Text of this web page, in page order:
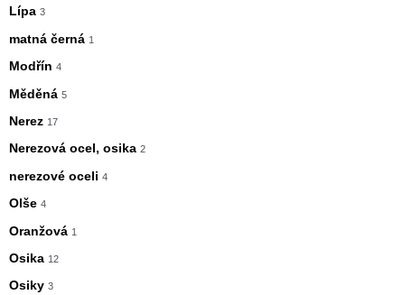
Lípa 3
matná černá 1
Modřín 4
Měděná 5
Nerez 17
Nerezová ocel, osika 2
nerezové oceli 4
Olše 4
Oranžová 1
Osika 12
Osiky 3